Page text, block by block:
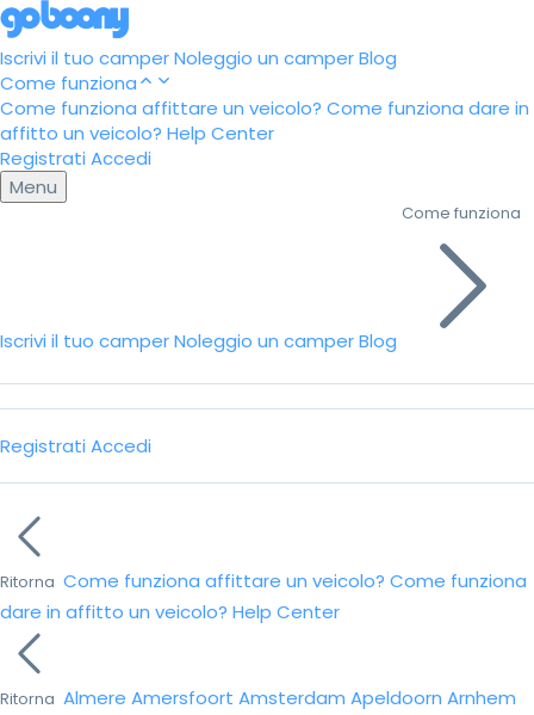
Iscrivi il tuo camperNoleggio un camperBlog
Come funziona
Come funziona affittare un veicolo? Come funziona dare in
affitto un veicolo? Help Center
Registrati Accedi
Menu
Iscrivi il tuo camperNoleggio un camperBlog
Come funziona
Registrati Accedi
Ritorna Come funziona affittare un veicolo? Come funziona
dare in affitto un veicolo? Help Center
Ritorna Almere Amersfoort Amsterdam Apeldoorn Arnhem